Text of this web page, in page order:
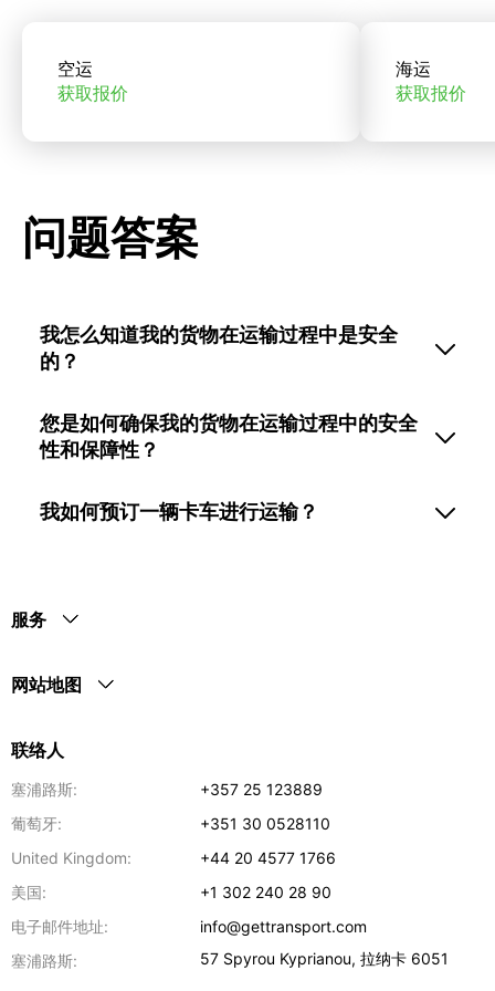
空运
获取报价
海运
获取报价
问题答案
我怎么知道我的货物在运输过程中是安全
的？
您是如何确保我的货物在运输过程中的安全
性和保障性？
我如何预订一辆卡车进行运输？
服务
网站地图
联络人
塞浦路斯:
+357 25 123889
葡萄牙:
+351 30 0528110
United Kingdom:
+44 20 4577 1766
美国:
+1 302 240 28 90
电子邮件地址:
info@gettransport.com
塞浦路斯:
57 Spyrou Kyprianou,拉纳卡 6051